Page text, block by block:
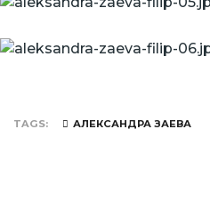
TAGS АЛЕКСАНДРА ЗАЕВА